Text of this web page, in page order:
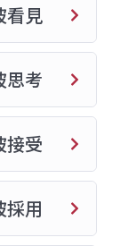
看見
思考
接受
採用